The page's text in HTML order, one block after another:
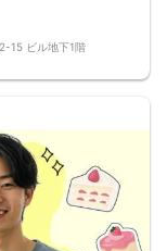
15 ビル地下1階